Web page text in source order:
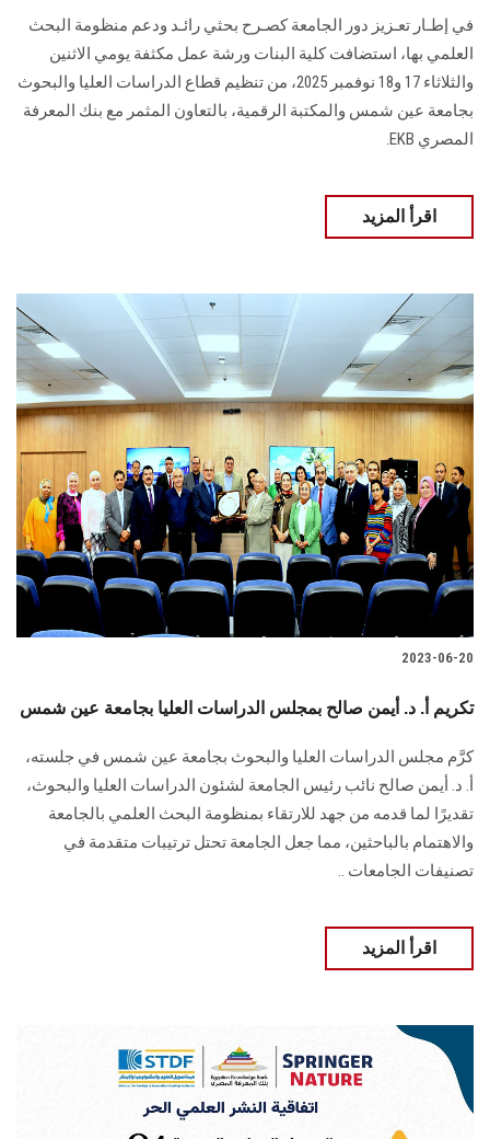
سجل الان
في إطـار تعـزيز دور الجامعة كصـرح بحثي رائـد ودعم منظومة البحث
العلمي بها، استضافت كلية البنات ورشة عمل مكثفة يومي الاثنين
والثلاثاء 17 و18 نوفمبر 2025، من تنظيم قطاع الدراسات العليا والبحوث
بجامعة عين شمس والمكتبة الرقمية، بالتعاون المثمر مع بنك المعرفة
المصري EKB.
اقرأ المزيد
2023-06-20
تكريم أ. د. أيمن صالح بمجلس الدراسات العليا بجامعة عين شمس
كرَّم مجلس الدراسات العليا والبحوث بجامعة عين شمس في جلسته،
أ. د. أيمن صالح نائب رئيس الجامعة لشئون الدراسات العليا والبحوث،
تقديرًا لما قدمه من جهد للارتقاء بمنظومة البحث العلمي بالجامعة
والاهتمام بالباحثين، مما جعل الجامعة تحتل ترتيبات متقدمة في
تصنيفات الجامعات ..
اقرأ المزيد